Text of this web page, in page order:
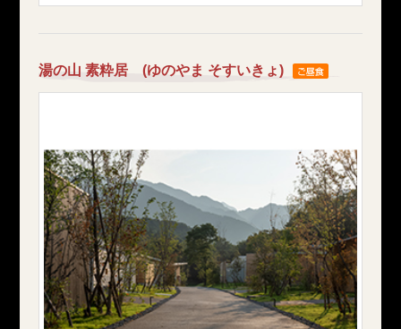
湯の山 素粋居 (ゆのやま そすいきょ)